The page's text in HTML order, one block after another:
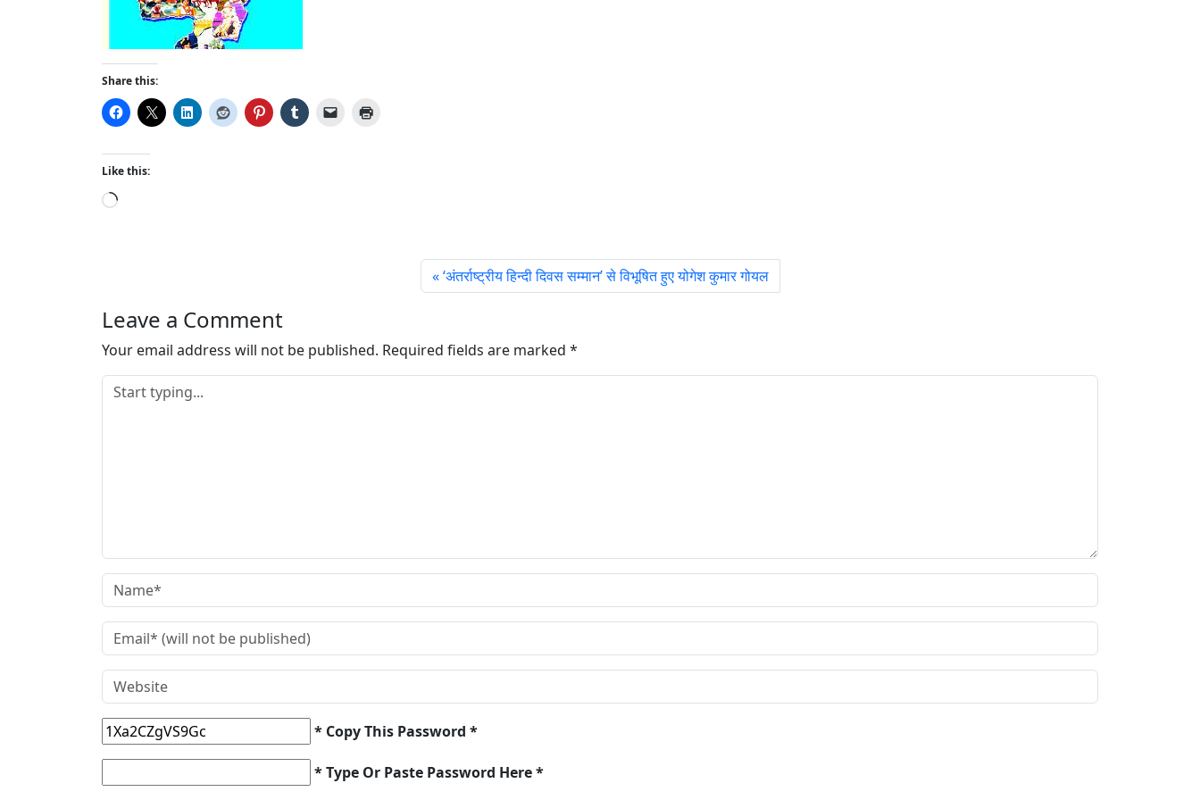
Share this:
Like this:
L
g
…
‘अंतर्राष्ट्रीय हिन्दी दिवस सम्मान’ से विभूषित हुए योगेश कुमार गोयल
Leave a Comment
Your email address will not be published. Required fields are marked *
* Copy This Password *
* Type Or Paste Password Here *